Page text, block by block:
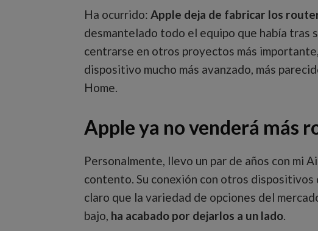
Ha ocurrido: Apple deja de fabricar los
desmantelado todo el equipo que había
centrarse en otros proyectos más
dispositivo mucho más avanzado, más
Home.
Apple ya no venderá más
Personalmente, llevo un par de años con mi
contento. Su conexión con otros dispositivos
claro que la variedad de opciones del
bajo, ha acabado por dejarlos a un lado.